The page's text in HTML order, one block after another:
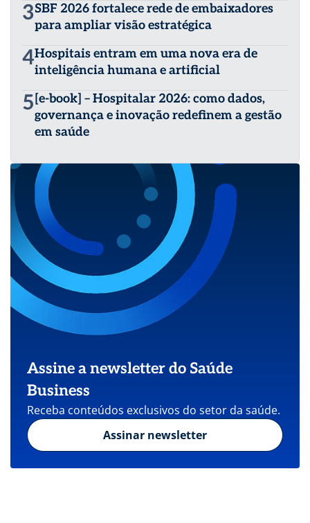
3SBF 2026 fortalece rede de embaixadores
para ampliar visão estratégica
4Hospitais entram em uma nova era de
inteligência humana e artificial
5 [e-book] – Hospitalar 2026: como dados,
governança e inovação redefinem a gestão
em saúde
Assine a newsletter do Saúde
Business
Receba conteúdos exclusivos do setor da saúde.
Assinar newsletter